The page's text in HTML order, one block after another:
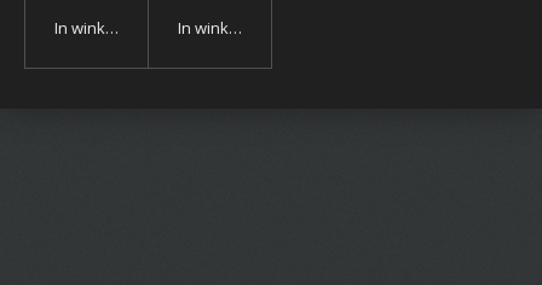
In winkelwagen In winkelwagen